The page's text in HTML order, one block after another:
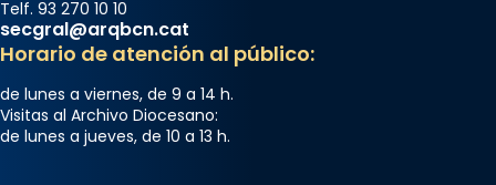
Telf. 93 270 10 10
secgral@arqbcn.cat
Horario de atención al público:
de lunes a viernes, de 9 a 14 h.
Visitas al Archivo Diocesano:
de lunes a jueves, de 10 a 13 h.